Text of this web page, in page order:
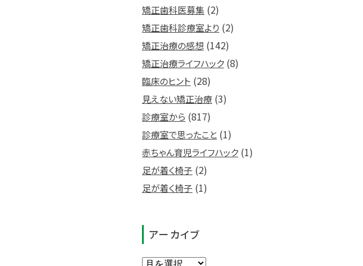
矯正歯科医募集 (2)
矯正歯科診療室より (2)
矯正治療の感想 (142)
矯正治療ライフハック (8)
臨床のヒント (28)
見えない矯正治療 (3)
診療室から (817)
診療室で思ったこと (1)
赤ちゃん育児ライフハック (1)
足が着く椅子 (2)
足が着く椅子 (1)
アーカイブ